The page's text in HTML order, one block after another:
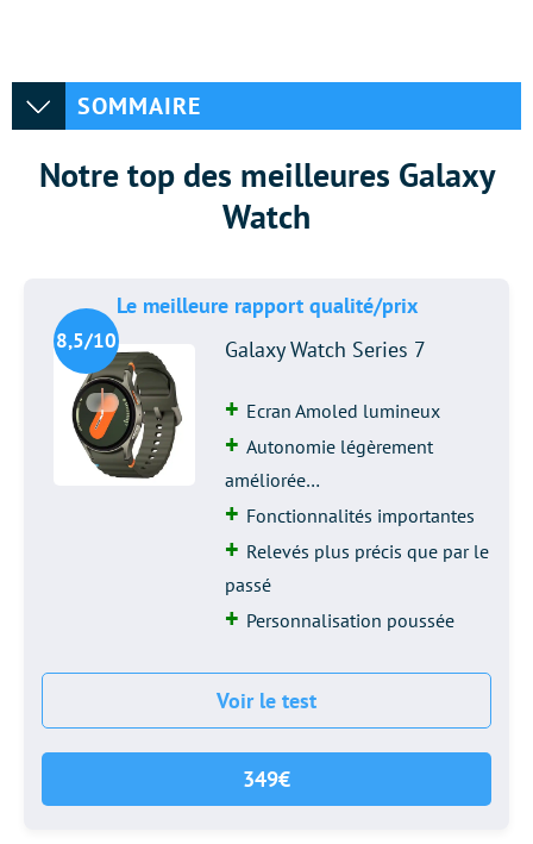
SOMMAIRE
Notre top des meilleures Galaxy
Watch
Le meilleure rapport qualité/prix
8,5/10 Galaxy Watch Series 7
Ecran Amoled lumineux
Autonomie légèrement
améliorée…
Fonctionnalités importantes
Relevés plus précis que par le
passé
Personnalisation poussée
Voir le test
349€